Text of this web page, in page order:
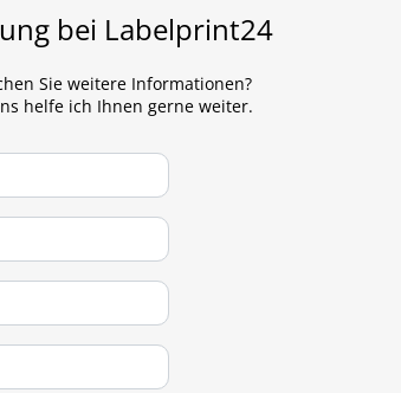
bei Labelprint24
Sie weitere Informationen?
helfe ich Ihnen gerne weiter.